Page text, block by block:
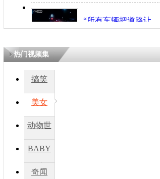
“所有车辆把道路让
开！”儿童突发疾病交
热门视频集
搞笑
美女
动物世
BABY
秀
奇闻